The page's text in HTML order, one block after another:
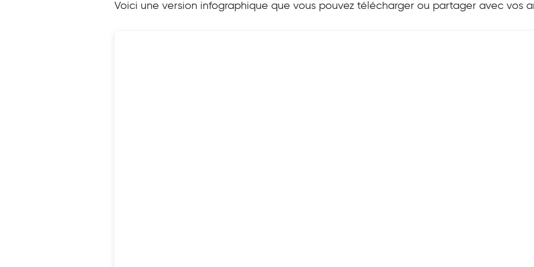
Voici une version infographique que vous pouvez télécharger ou partager avec vos